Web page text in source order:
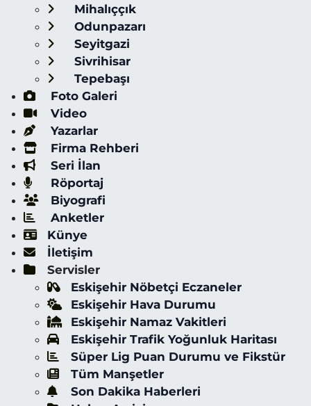
Mihalıççık
Odunpazarı
Seyitgazi
Sivrihisar
Tepebaşı
Foto Galeri
Video
Yazarlar
Firma Rehberi
Seri İlan
Röportaj
Biyografi
Anketler
Künye
İletişim
Servisler
Eskişehir Nöbetçi Eczaneler
Eskişehir Hava Durumu
Eskişehir Namaz Vakitleri
Eskişehir Trafik Yoğunluk Haritası
Süper Lig Puan Durumu ve Fikstür
Tüm Manşetler
Son Dakika Haberleri